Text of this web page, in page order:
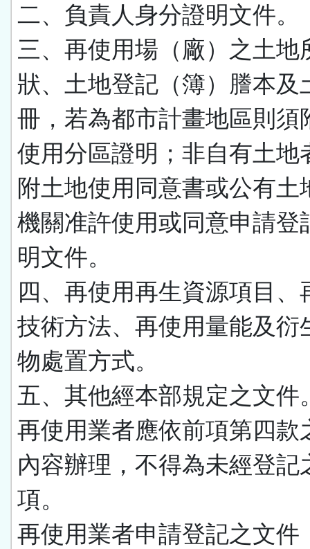
二、負責人身分證明文件。
三、再使用場（廠）之土地
狀、土地登記（簿）謄本及
冊，若為都市計畫地區則須
使用分區證明；非自有土地
附土地使用同意書或公有土
機關准許使用或同意申請登
明文件。
四、再使用再生資源項目、
技術方法、再使用量能及衍
物處置方式。
五、其他經本部規定之文件
再使用業者應依前項第四款
內容辦理，不得為未經登記
項。
再使用業者申請登記之文件